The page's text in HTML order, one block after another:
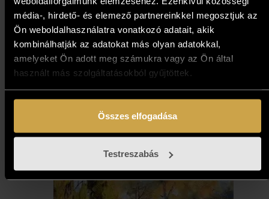
média-, hirdető- és elemező partnereinkkel megosztjuk az
Ön weboldalhasználatra vonatkozó adatait, akik
kombinálhatják az adatokat más olyan adatokkal,
amelyeket Ön adott meg számukra vagy az Ön által
használt más szolgáltatásokból gyűjtöttek.
Összes elfogadása
Testreszabás
491 000Ft
Kosárba teszem